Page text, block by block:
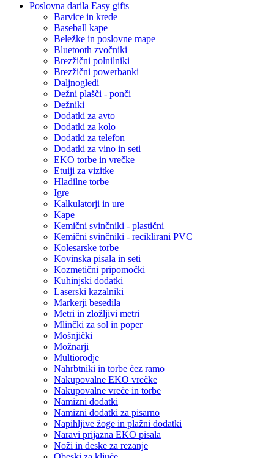
Poslovna darila Easy gifts
Barvice in krede
Baseball kape
Beležke in poslovne mape
Bluetooth zvočniki
Brezžični polnilniki
Brezžični powerbanki
Daljnogledi
Dežni plašči - ponči
Dežniki
Dodatki za avto
Dodatki za kolo
Dodatki za telefon
Dodatki za vino in seti
EKO torbe in vrečke
Etuiji za vizitke
Hladilne torbe
Igre
Kalkulatorji in ure
Kape
Kemični svinčniki - plastični
Kemični svinčniki - reciklirani PVC
Kolesarske torbe
Kovinska pisala in seti
Kozmetični pripomočki
Kuhinjski dodatki
Laserski kazalniki
Markerji besedila
Metri in zložljivi metri
Mlinčki za sol in poper
Mošnjički
Možnarji
Multiorodje
Nahrbtniki in torbe čez ramo
Nakupovalne EKO vrečke
Nakupovalne vreče in torbe
Namizni dodatki
Namizni dodatki za pisarno
Napihljive žoge in plažni dodatki
Naravi prijazna EKO pisala
Noži in deske za rezanje